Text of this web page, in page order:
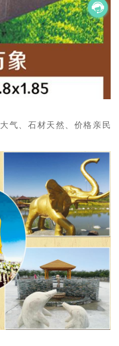
气、石材天然、价格亲民